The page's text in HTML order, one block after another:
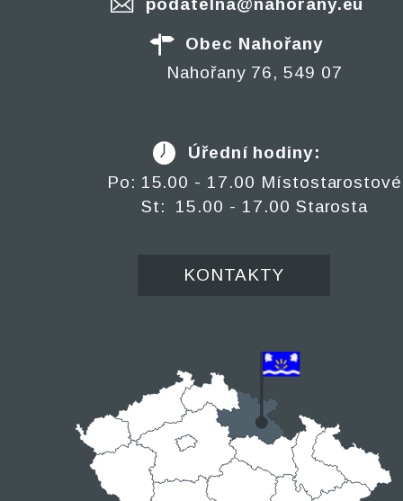
Obec Nahořany
Nahořany 76, 549 07
Úřední hodiny:
Po: 15.00 - 17.00 Místostarostové
St: 15.00 - 17.00 Starosta
KONTAKTY